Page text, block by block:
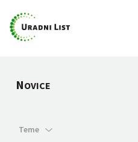
NOVICE
Teme